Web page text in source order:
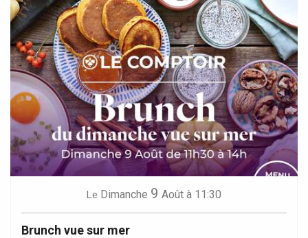
Le Dimanche 9 Août à 11:30
Brunch vue sur mer